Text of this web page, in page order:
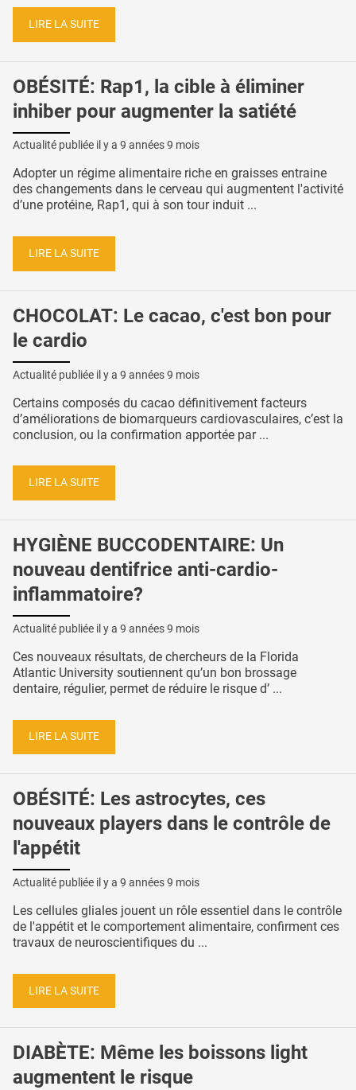
LIRE LA SUITE
OBÉSITÉ: Rap1, la cible à éliminer
inhiber pour augmenter la satiété
Actualité publiée il y a 9 années 9 mois
Adopter un régime alimentaire riche en graisses entraine
des changements dans le cerveau qui augmentent l'activité
d’une protéine, Rap1, qui à son tour induit ...
LIRE LA SUITE
CHOCOLAT: Le cacao, c'est bon pour
le cardio
Actualité publiée il y a 9 années 9 mois
Certains composés du cacao définitivement facteurs
d’améliorations de biomarqueurs cardiovasculaires, c’est la
conclusion, ou la confirmation apportée par ...
LIRE LA SUITE
HYGIÈNE BUCCODENTAIRE: Un
nouveau dentifrice anti-cardio-
inflammatoire?
Actualité publiée il y a 9 années 9 mois
Ces nouveaux résultats, de chercheurs de la Florida
Atlantic University soutiennent qu’un bon brossage
dentaire, régulier, permet de réduire le risque d’ ...
LIRE LA SUITE
OBÉSITÉ: Les astrocytes, ces
nouveaux players dans le contrôle de
l'appétit
Actualité publiée il y a 9 années 9 mois
Les cellules gliales jouent un rôle essentiel dans le contrôle
de l'appétit et le comportement alimentaire, confirment ces
travaux de neuroscientifiques du ...
LIRE LA SUITE
DIABÈTE: Même les boissons light
augmentent le risque